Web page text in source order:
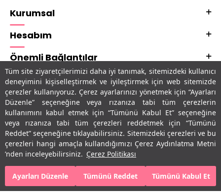
Tüm site ziyaretçilerimizi daha iyi tanımak, sitemizdeki kullanıcı
deneyimini kişiselleştirmek ve iyileştirmek için web sitemizde
çerezler kullanıyoruz. Çerez ayarlarınızı yönetmek için “Ayarları
Düzenle” seçeneğine veya rızanıza tabi tüm çerezlerin
kullanımını kabul etmek için “Tümünü Kabul Et” seçeneğine
veya rızanıza tabi tüm çerezleri reddetmek için “Tümünü
Reddet” seçeneğine tıklayabilirsiniz. Sitemizdeki çerezleri ve bu
çerezleri hangi amaçla kullandığımızı Çerez Aydınlatma Metni
’nden inceleyebilirsiniz. Çerez Politikası
Ayarları Düzenle Tümünü Reddet Tümünü Kabul Et
SEPETE EKLE HEMEN AL
Kurumsal
Hesabım
Önemli Bağlantılar
Adres & İletişim
Uygulamalarımız